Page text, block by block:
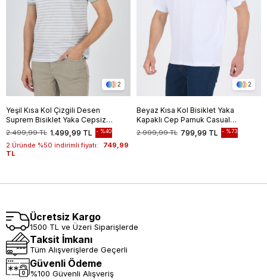
2
Yeşil Kısa Kol Çizgili Desen
Suprem Bisiklet Yaka Cepsiz
Slim Fit Tişört 1011250106
1.499,99 TL
2.499,99 TL %40
2.Üründe %50 indirimli fiyatı:
749,99
TL
2
Beyaz Kısa Kol Bisiklet Yaka
Kapaklı Cep Pamuk Casual
Oversize Tişört 1011250131
799,99 TL
2.999,99 TL %73
Ücretsiz Kargo
1500 TL ve Üzeri Siparişlerde
Taksit İmkanı
Tüm Alışverişlerde Geçerli
Güvenli Ödeme
%100 Güvenli Alışveriş